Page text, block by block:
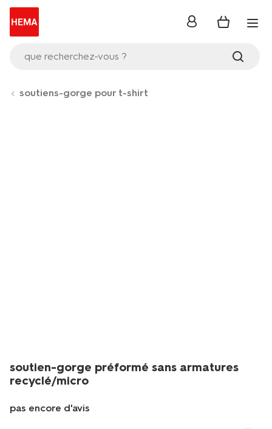
que recherchez-vous ?
se
soutiens-gorge pour t-shirt
soutien-gorge préformé sans armatures
recyclé/micro
pas encore d'avis